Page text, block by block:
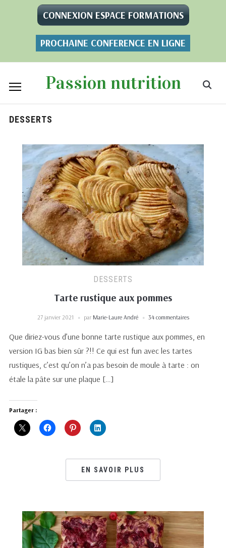
CONNEXION ESPACE FORMATIONS
PROCHAINE CONFERENCE EN LIGNE
Passion nutrition
DESSERTS
DESSERTS
Tarte rustique aux pommes
27 janvier 2021 par Marie-Laure André 34 commentaires
Que diriez-vous d’une bonne tarte rustique aux pommes, en
version IG bas bien sûr ?!! Ce qui est fun avec les tartes
rustiques, c’est qu’on n’a pas besoin de moule à tarte : on
étale la pâte sur une plaque […]
Partager :
EN SAVOIR PLUS